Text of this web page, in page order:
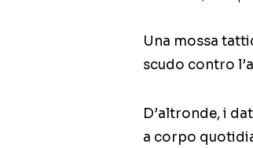
Una mossa
scudo contro
D’altronde, i
a corpo